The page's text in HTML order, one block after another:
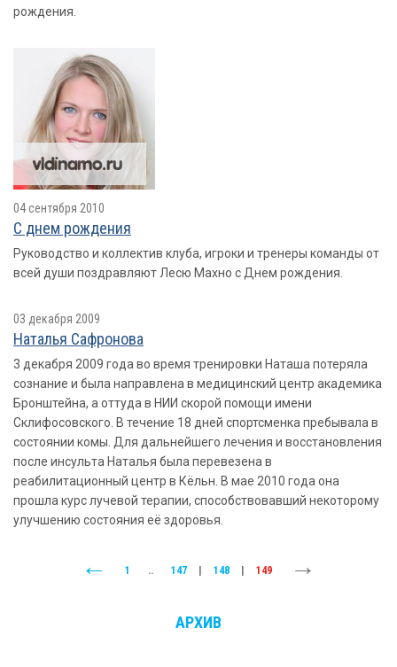
рождения.
04 сентября 2010
С днем рождения
Руководство и коллектив клуба, игроки и тренеры команды от
всей души поздравляют Лесю Махно с Днем рождения.
03 декабря 2009
Наталья Сафронова
3 декабря 2009 года во время тренировки Наташа потеряла
сознание и была направлена в медицинский центр академика
Бронштейна, а оттуда в НИИ скорой помощи имени
Склифосовского. В течение 18 дней спортсменка пребывала в
состоянии комы. Для дальнейшего лечения и восстановления
после инсульта Наталья была перевезена в
реабилитационный центр в Кёльн. В мае 2010 года она
прошла курс лучевой терапии, способствовавший некоторому
улучшению состояния её здоровья.
1 .. 147 | 148 | 149
АРХИВ